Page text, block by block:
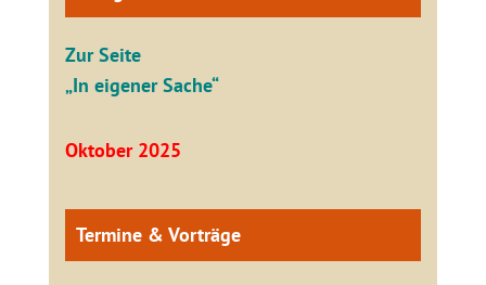
Zur Seite
„In eigener Sache“
Oktober 2025
Termine & Vorträge